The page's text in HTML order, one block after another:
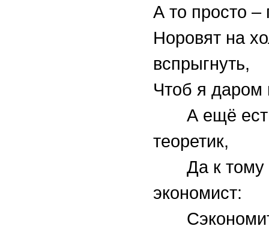
А то просто –
Норовят на
вспрыгнуть,
Чтоб я даром
А ещё
теоретик,
Да к тому
экономист: